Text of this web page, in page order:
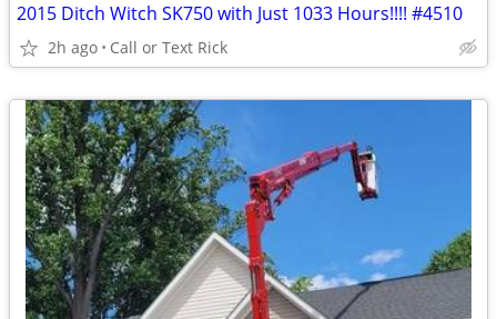
2015 Ditch Witch SK750 with Just 1033 Hours!!!! #4510
2h ago Call or Text Rick